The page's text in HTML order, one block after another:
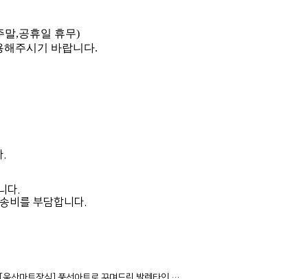
말,공휴일 휴무)
해주시기 바랍니다.
다.
비를 부담합니다.